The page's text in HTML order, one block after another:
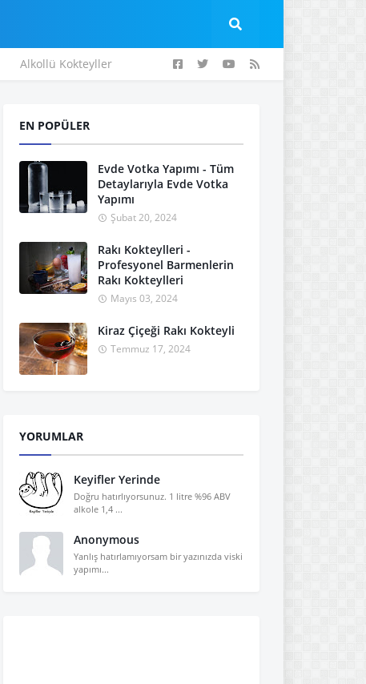
Alkollü Kokteyller
EN POPÜLER
Evde Votka Yapımı - Tüm
Detaylarıyla Evde Votka
Yapımı
Şubat 20, 2024
Rakı Kokteylleri -
Profesyonel Barmenlerin
Rakı Kokteylleri
Mayıs 03, 2024
Kiraz Çiçeği Rakı Kokteyli
Temmuz 17, 2024
YORUMLAR
Keyifler Yerinde
Doğru hatırlıyorsunuz. 1 litre %96 ABV
alkole 1,4 ...
Anonymous
Yanlış hatırlamıyorsam bir yazınızda viski
yapımı...